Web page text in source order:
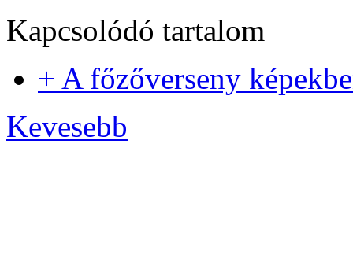
Kapcsolódó tartalom
+ A főzőverseny
Kevesebb